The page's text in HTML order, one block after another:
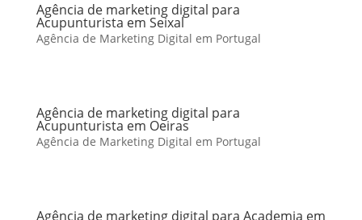
Agência de marketing digital para
Acupunturista em Seixal
Agência de Marketing Digital em Portugal
Agência de marketing digital para
Acupunturista em Oeiras
Agência de Marketing Digital em Portugal
Agência de marketing digital para Academia em